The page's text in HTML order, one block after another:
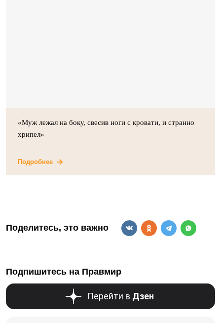
«Муж лежал на боку, свесив ноги с кровати, и странно
хрипел»
Подробнее
Поделитесь, это важно
Подпишитесь на Правмир
Перейти в Дзен